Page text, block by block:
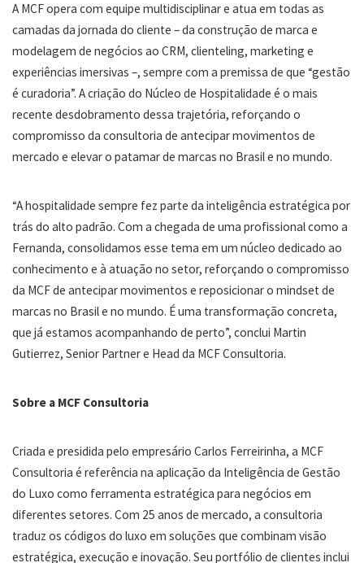
A MCF opera com equipe multidisciplinar e atua em todas as
camadas da jornada do cliente – da construção de marca e
modelagem de negócios ao CRM, clienteling, marketing e
experiências imersivas –, sempre com a premissa de que “gestão
é curadoria”. A criação do Núcleo de Hospitalidade é o mais
recente desdobramento dessa trajetória, reforçando o
compromisso da consultoria de antecipar movimentos de
mercado e elevar o patamar de marcas no Brasil e no mundo.
“A hospitalidade sempre fez parte da inteligência estratégica por
trás do alto padrão. Com a chegada de uma profissional como a
Fernanda, consolidamos esse tema em um núcleo dedicado ao
conhecimento e à atuação no setor, reforçando o compromisso
da MCF de antecipar movimentos e reposicionar o mindset de
marcas no Brasil e no mundo. É uma transformação concreta,
que já estamos acompanhando de perto”, conclui Martin
Gutierrez, Senior Partner e Head da MCF Consultoria.
Sobre a MCF Consultoria
Criada e presidida pelo empresário Carlos Ferreirinha, a MCF
Consultoria é referência na aplicação da Inteligência de Gestão
do Luxo como ferramenta estratégica para negócios em
diferentes setores. Com 25 anos de mercado, a consultoria
traduz os códigos do luxo em soluções que combinam visão
estratégica, execução e inovação. Seu portfólio de clientes inclui